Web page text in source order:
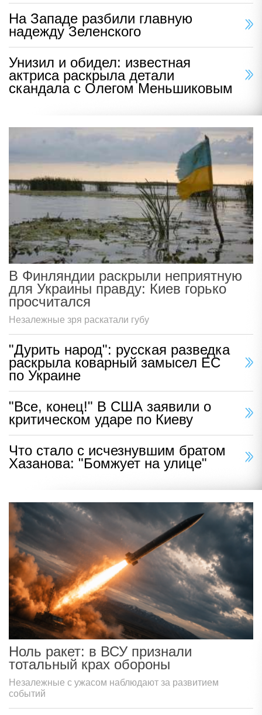
На Западе разбили главную
надежду Зеленского
Унизил и обидел: известная
актриса раскрыла детали
скандала с Олегом Меньшиковым
В Финляндии раскрыли неприятную
для Украины правду: Киев горько
просчитался
Незалежные зря раскатали губу
"Дурить народ": русская разведка
раскрыла коварный замысел ЕС
по Украине
"Все, конец!" В США заявили о
критическом ударе по Киеву
Что стало с исчезнувшим братом
Хазанова: "Бомжует на улице"
Ноль ракет: в ВСУ признали
тотальный крах обороны
Незалежные с ужасом наблюдают за развитием
событий